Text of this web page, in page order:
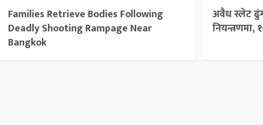
Families Retrieve Bodies Following
Deadly Shooting Rampage Near
Bangkok
अवैध स्लेट
नियन्त्रणमा,